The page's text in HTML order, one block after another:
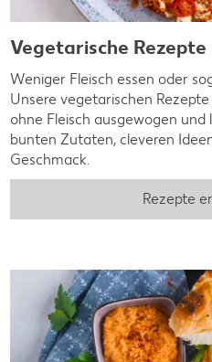
Vegetarische Rezepte
Weniger Fleisch essen oder
Unsere vegetarischen
ohne Fleisch ausgewogen
bunten Zutaten, cleveren
Geschmack.
Rezepte